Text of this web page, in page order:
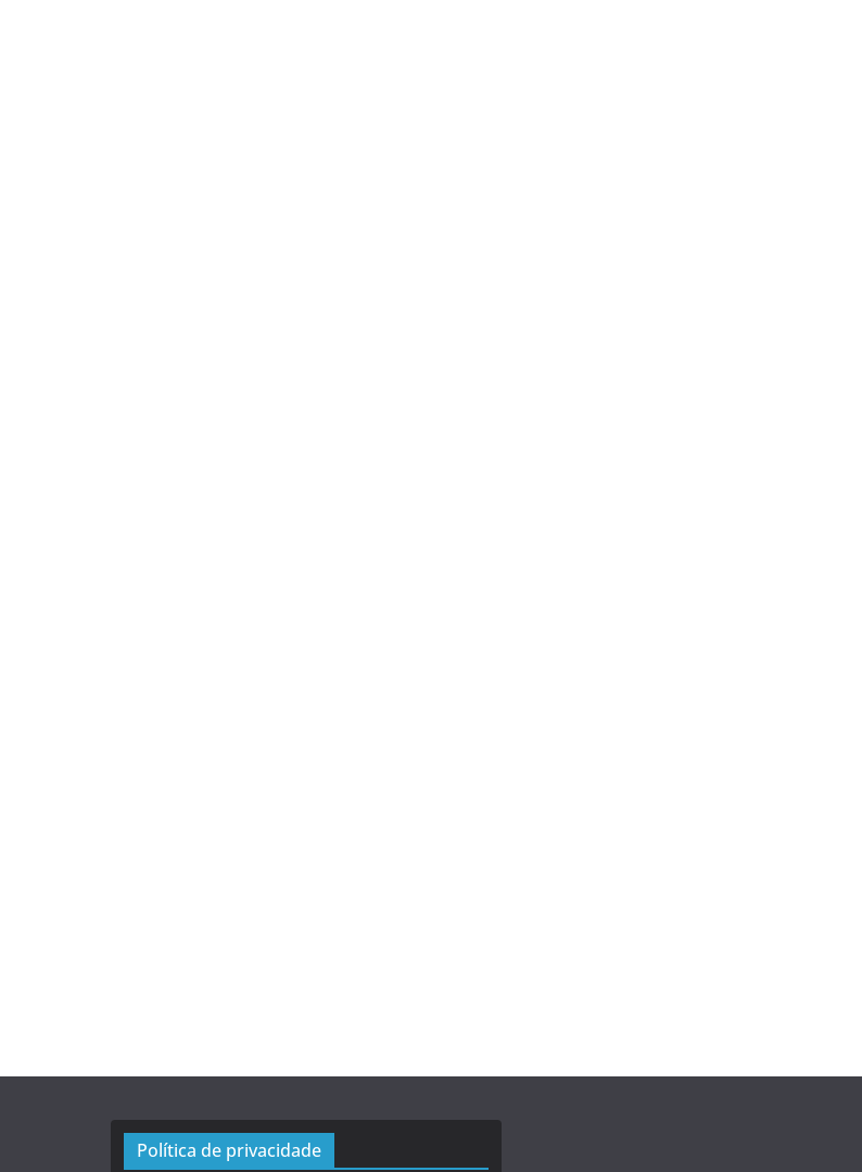
Política de privacidade